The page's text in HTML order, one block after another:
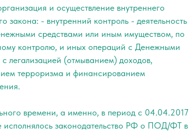
и осуществление внутреннего
закона: - внутренний контроль - деятельность
средствами или иным имуществом, по
контролю, и иных операций с Денежными
легализацией (отмыванием) доходов,
терроризма и финансированием
времени, а именно, в период с 04.04.2017
законодательство РФ о ПОД/ФТ в